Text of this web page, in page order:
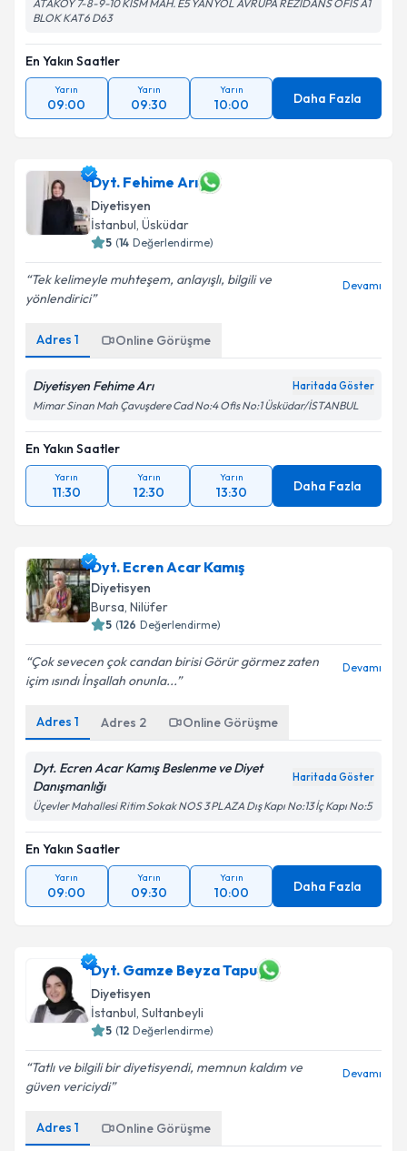
ATAKOY 7-8-9-10 KİSM MAH. E5 YANYOL AVRUPA REZİDANS OFİS A1
BLOK KAT6 D63
En Yakın Saatler
Yarın
09:00
Yarın
09:30
Yarın
10:00 Daha Fazla
Dyt. Fehime Arı
Diyetisyen
İstanbul, Üsküdar
5 (14 Değerlendirme)
Tek kelimeyle muhteşem, anlayışlı, bilgili ve
yönlendirici
Devamı
Adres 1 Online Görüşme
Diyetisyen Fehime Arı Haritada Göster
Mimar Sinan Mah Çavuşdere Cad No:4 Ofis No:1 Üsküdar/İSTANBUL
En Yakın Saatler
Yarın
11:30
Yarın
12:30
Yarın
13:30 Daha Fazla
Dyt. Ecren Acar Kamış
Diyetisyen
Bursa, Nilüfer
5 (126 Değerlendirme)
Çok sevecen çok candan birisi Görür görmez zaten
içim ısındı İnşallah onunla...
Devamı
Adres 1 Adres 2 Online Görüşme
Dyt. Ecren Acar Kamış Beslenme ve Diyet
Danışmanlığı
Haritada Göster
Üçevler Mahallesi Ritim Sokak NOS 3 PLAZA Dış Kapı No:13 İç Kapı No:5
En Yakın Saatler
Yarın
09:00
Yarın
09:30
Yarın
10:00 Daha Fazla
Dyt. Gamze Beyza Tapu
Diyetisyen
İstanbul, Sultanbeyli
5 (12 Değerlendirme)
Tatlı ve bilgili bir diyetisyendi, memnun kaldım ve
güven vericiydi
Devamı
Adres 1 Online Görüşme